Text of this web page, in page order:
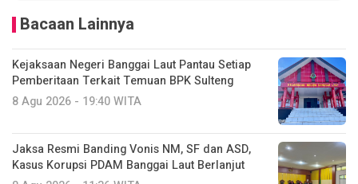
Bacaan Lainnya
Kejaksaan Negeri Banggai Laut Pantau Setiap
Pemberitaan Terkait Temuan BPK Sulteng
8 Agu 2026 - 19:40 WITA
Jaksa Resmi Banding Vonis NM, SF dan ASD,
Kasus Korupsi PDAM Banggai Laut Berlanjut